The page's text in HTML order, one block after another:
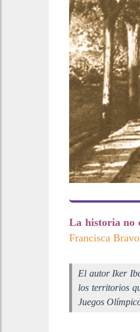
La historia no
Francisca Bravo
El autor Iker
los territorios
Juegos